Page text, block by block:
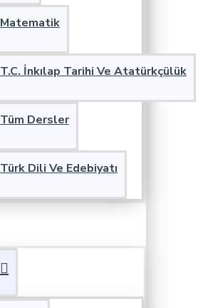
Matematik
T.C. İnkılap Tarihi Ve Atatürkçülük
Tüm Dersler
Türk Dili Ve Edebiyatı